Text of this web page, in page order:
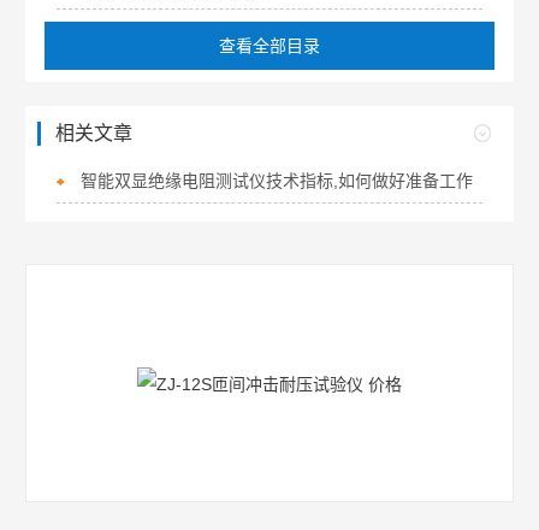
查看全部目录
相关文章
智能双显绝缘电阻测试仪技术指标,如何做好准备工作